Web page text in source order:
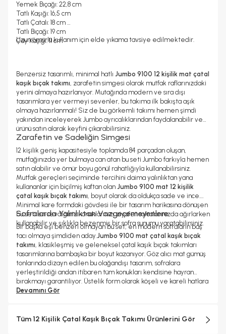
Yemek Bıçağı: 22,8 cm
Tatlı Kaşığı: 16,5 cm
Tatlı Çatalı: 18 cm
Tatlı Bıçağı: 19 cm
Çay Kaşığı: 11 cm
Uzun ömürlü kullanım için elde yıkama tavsiye edilmektedir.
Benzersiz tasarımlı, minimal hatlı Jumbo 9100 12 kişilik mat çatal
kaşık bıçak takımı, zarafetin simgesi olarak mutfak raflarınızdaki
yerini almaya hazırlanıyor. Mutağında modern ve sıra dışı
tasarımlara yer vermeyi sevenler, bu takıma ilk bakışta aşık
olmaya hazırlanmalı! Siz de bu görkemli takımı hemen şimdi
yakından inceleyerek Jumbo ayrıcalıklarından faydalanabilir ve
ürünü satın alarak keyfini çıkarabilirsiniz.
Zarafetin ve Sadeliğin Simgesi
12 kişilik geniş kapasitesiyle toplamda 84 parçadan oluşan,
mutfağınızda yer bulmaya can atan bu seti Jumbo farkıyla hemen
satın alabilir ve ömür boyu gönül rahatlığıyla kullanabilirsiniz.
Mutfak gereçleri seçiminde tercihini daima yalınlıktan yana
kullananlar için biçilmiş kaftan olan Jumbo 9100 mat 12 kişilik
çatal kaşık bıçak takımı, boyut olarak da oldukça sade ve ince.
Minimal kare formdaki gövdesi ile bir tasarım harikasına dönüşen
bu seti en sevdiğiniz konuklarınızı ziyafet sofralarınızda ağırlarken
kullanabilir ve şıklıkla bezenmiş bir sofra sunumu yaratabilirsiniz.
Sofralarda Yalınlıktan Vazgeçemeyenlere
Bir başka eşi benzeri olmayan bu set, en modern sofraların baş
tacı olmaya şimdiden aday.Jumbo 9100 mat çatal kaşık bıçak
takımı, klasikleşmiş ve geleneksel çatal kaşık bıçak takımları
tasarımlarına bambaşka bir boyut kazanıyor. Göz alıcı mat gümüş
tonlarında dizayn edilen bu olağandışı tasarım, sofralara
yerleştirildiği andan itibaren tüm konukları kendisine hayran
bırakmayı garantiliyor. Üstelik form olarak köşeli ve kareli hatlara
sahip olduğu için şekil itibariyle de klasik çatal kaşık bıçak
Bıçak kategorimizi ziyaret edebilirsiniz.
Devamını Gör
Tüm 12 Kişilik Çatal Kaşık Bıçak Takımı Ürünlerini Gör